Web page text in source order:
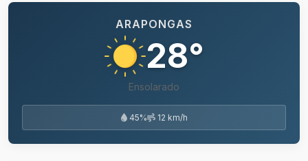
ARAPONGAS
28°
Ensolarado
45% 12 km/h